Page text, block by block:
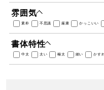
雰囲気
素朴 不思議 厳粛 かっこいい
書体特性
中太 太い 極太 細い かす